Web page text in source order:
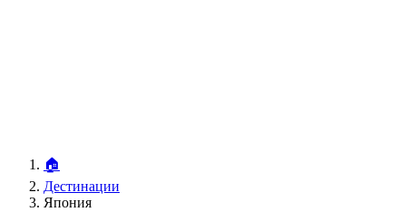
🏠
Дестинации
Япония